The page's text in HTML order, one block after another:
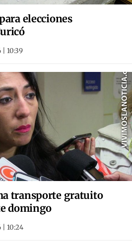
elecciones
| 10:39
transporte gratuito
domingo
| 10:24